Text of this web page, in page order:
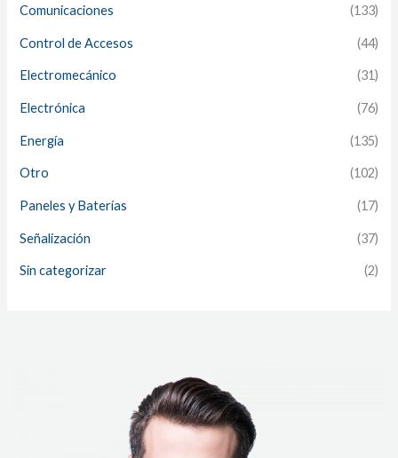
Comunicaciones (133)
Control de Accesos (44)
Electromecánico (31)
Electrónica (76)
Energía (135)
Otro (102)
Paneles y Baterías (17)
Señalización (37)
Sin categorizar (2)